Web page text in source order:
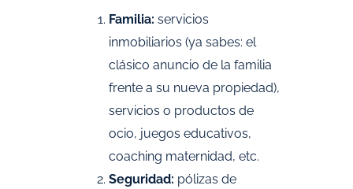
Familia: servicios
inmobiliarios (ya sabes: el
clásico anuncio de la familia
frente a su nueva propiedad),
servicios o productos de
ocio, juegos educativos,
coaching maternidad, etc.
Seguridad: pólizas de